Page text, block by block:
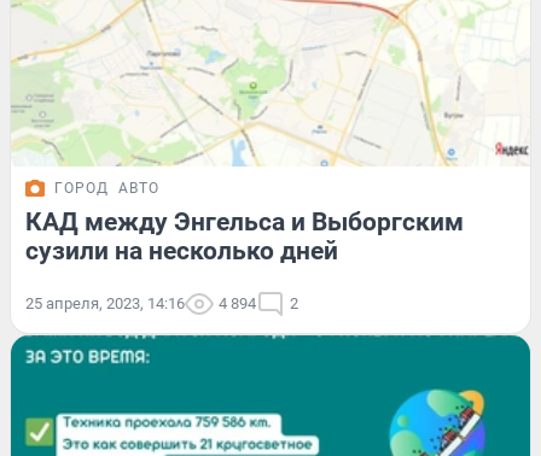
ГОРОД АВТО
КАД между Энгельса и Выборгским
сузили на несколько дней
25 апреля, 2023, 14:16 4 894 2